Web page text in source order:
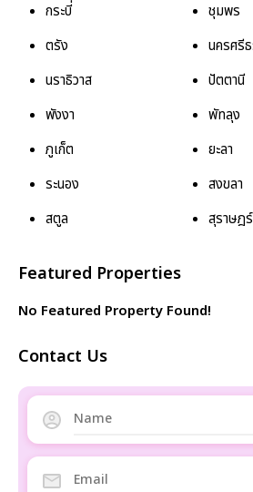
กระบี่
ชุมพร
ตรัง
นครศรี
นราธิวาส
ปัตตานี
พังงา
พัทลุง
ภูเก็ต
ยะลา
ระนอง
สงขลา
สตูล
สุราษฎ
Featured Properties
No Featured Property Found!
Contact Us